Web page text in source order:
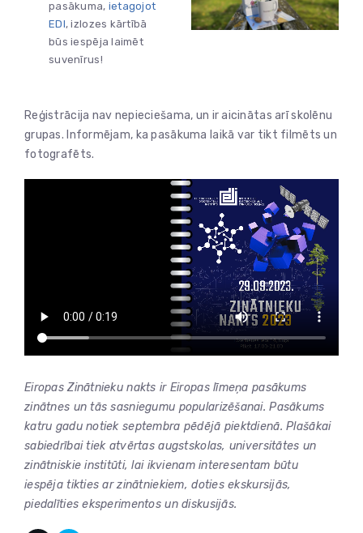
pasākuma, ietagojot
EDI, izlozes kārtībā
būs iespēja laimēt
suvenīrus!
Reģistrācija nav nepieciešama, un ir aicinātas arī skolēnu
grupas. Informējam, ka pasākuma laikā var tikt filmēts un
fotografēts.
Eiropas Zinātnieku nakts ir Eiropas līmeņa pasākums
zinātnes un tās sasniegumu popularizēšanai. Pasākums
katru gadu notiek septembra pēdējā piektdienā. Plašākai
sabiedrībai tiek atvērtas augstskolas, universitātes un
zinātniskie institūti, lai ikvienam interesentam būtu
iespēja tikties ar zinātniekiem, doties ekskursijās,
piedalīties eksperimentos un diskusijās.